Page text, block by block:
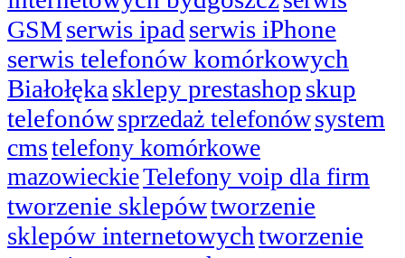
GSMserwis ipad serwis iPhone
serwis telefonów komórkowych
Białołęka sklepy prestashopskup
telefonówsprzedaż telefonówsystem
cmstelefony komórkowe
mazowieckieTelefony voip dla firm
tworzenie sklepówtworzenie
sklepów internetowychtworzenie